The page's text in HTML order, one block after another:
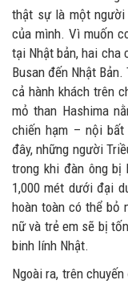
thật sự là một người
của mình. Vì muốn
tại Nhật bản, hai cha
Busan đến Nhật
cả hành khách trên
mỏ than Hashima
chiến hạm – nội
đây, những người
trong khi đàn ông bị
1,000 mét dưới đại
hoàn toàn có thể bỏ
nữ và trẻ em sẽ bị
binh lính Nhật.
Ngoài ra, trên